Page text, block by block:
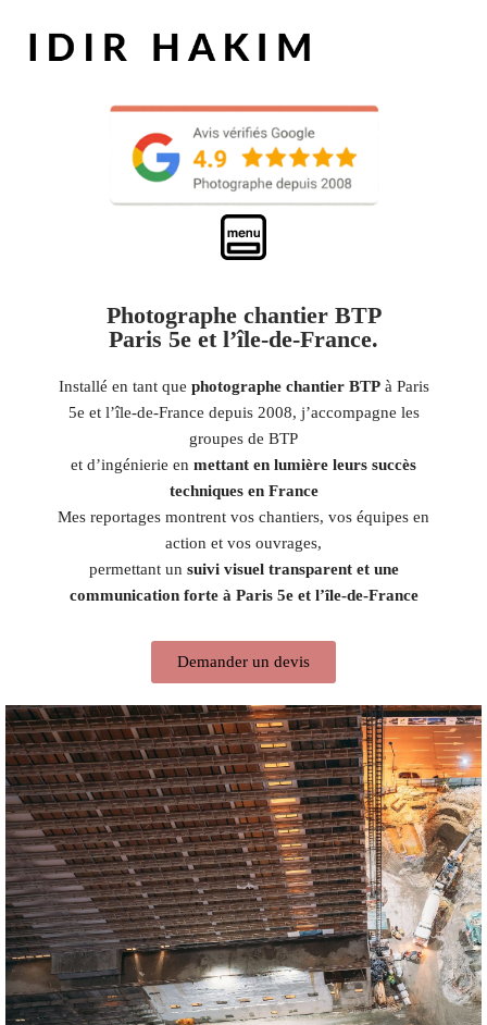
Photographe chantier BTP
Paris 5e et l’île-de-France.
Installé en tant que photographe chantier BTPà Paris
5e et l’île-de-France depuis 2008, j’accompagne les
groupes de BTP
et d’ingénierie en mettant en lumière leurs succès
techniques en France
Mes reportages montrent vos chantiers, vos équipes en
action et vos ouvrages,
permettant un suivi visuel transparent et une
communication forte à Paris 5e et l’île-de-France
Demander un devis